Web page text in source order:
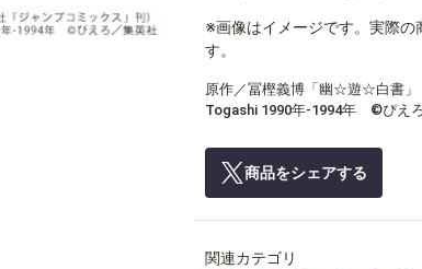
※画像はイメージです。実際
す。
原作／冨樫義博「幽☆遊☆白書」
Togashi 1990年-1994年 ©ぴえ
商品をシェアする
関連カテゴリ